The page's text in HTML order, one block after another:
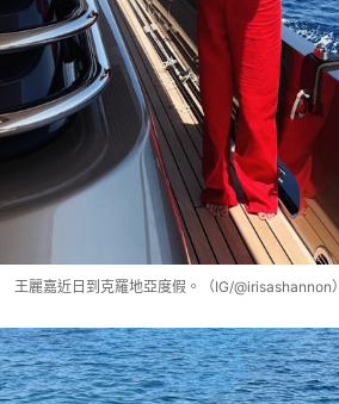
王麗嘉近日到克羅地亞度假。（IG/@irisashannon）